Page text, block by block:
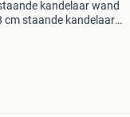
kandelaar wand
cm staande kandelaar